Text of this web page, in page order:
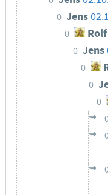
0 Jens
0 Rolf
0 Jens
0
0
0